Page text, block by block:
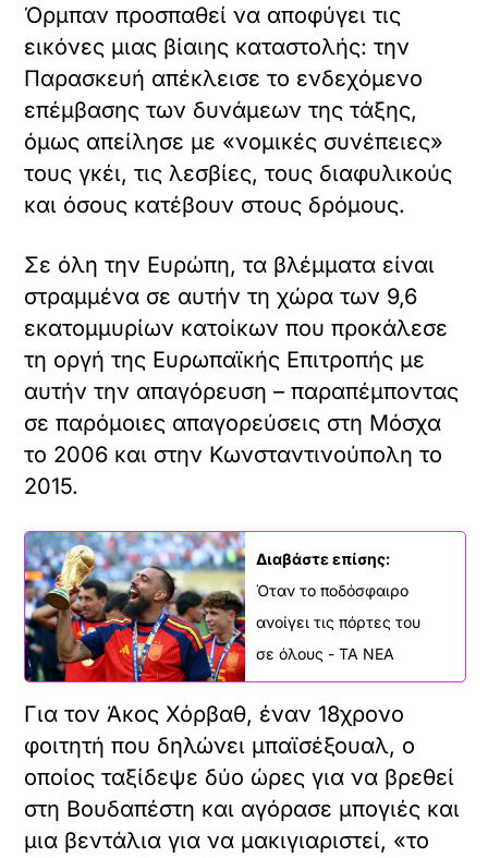
Όρμπαν προσπαθεί να αποφύγει τις
εικόνες μιας βίαιης καταστολής: την
Παρασκευή απέκλεισε το ενδεχόμενο
επέμβασης των δυνάμεων της τάξης,
όμως απείλησε με «νομικές συνέπειες»
τους γκέι, τις λεσβίες, τους διαφυλικούς
και όσους κατέβουν στους δρόμους.
Σε όλη την Ευρώπη, τα βλέμματα είναι
στραμμένα σε αυτήν τη χώρα των 9,6
εκατομμυρίων κατοίκων που προκάλεσε
τη οργή της Ευρωπαϊκής Επιτροπής με
αυτήν την απαγόρευση – παραπέμποντας
σε παρόμοιες απαγορεύσεις στη Μόσχα
το 2006 και στην Κωνσταντινούπολη το
2015.
Διαβάστε επίσης:
Όταν το ποδόσφαιρο
ανοίγει τις πόρτες του
σε όλους - ΤΑ ΝΕΑ
Για τον Άκος Χόρβαθ, έναν 18χρονο
φοιτητή που δηλώνει μπαϊσέξουαλ, ο
οποίος ταξίδεψε δύο ώρες για να βρεθεί
στη Βουδαπέστη και αγόρασε μπογιές και
μια βεντάλια για να μακιγιαριστεί, «το